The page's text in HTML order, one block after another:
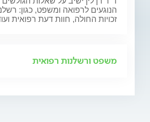
הנוגעים לרפואה ומשפט, כגון:
זכויות החולה, חוות דעת רפואית
משפט ורשלנות רפואית